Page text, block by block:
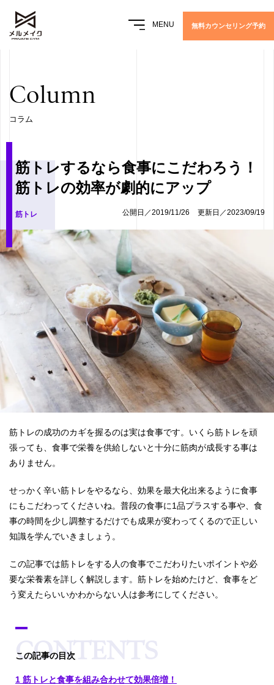
MENU 無料カウンセリング予約
Column
コラム
筋トレするなら食事にこだわろう！
筋トレの効率が劇的にアップ
筋トレ 公開日／2019/11/26 更新日／2023/09/19
筋トレの成功のカギを握るのは実は食事です。いくら筋トレを頑
張っても、食事で栄養を供給しないと十分に筋肉が成長する事は
ありません。
せっかく辛い筋トレをやるなら、効果を最大化出来るように食事
にもこだわってくださいね。普段の食事に1品プラスする事や、食
事の時間を少し調整するだけでも成果が変わってくるので正しい
知識を学んでいきましょう。
この記事では筋トレをする人の食事でこだわりたいポイントや必
要な栄養素を詳しく解説します。筋トレを始めたけど、食事をど
う変えたらいいかわからない人は参考にしてください。
この記事の目次
]1 筋トレと食事を組み合わせて効果倍増！